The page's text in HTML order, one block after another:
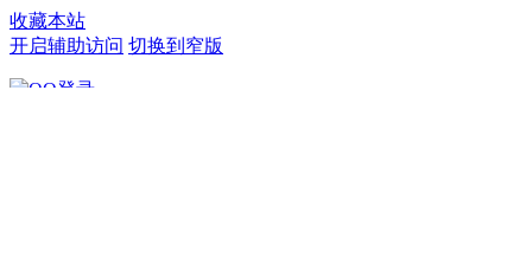
收藏本站
开启辅助访问 切换到窄版